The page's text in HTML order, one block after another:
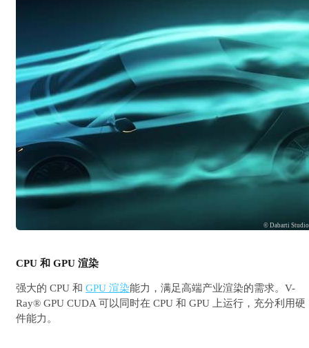
© Dabarti Studio
CPU 和 GPU 渲染
强大的 CPU 和 GPU 渲染能力，满足高端产业渲染的需求。V-
Ray® GPU CUDA 可以同时在 CPU 和 GPU 上运行，充分利用硬
件能力。